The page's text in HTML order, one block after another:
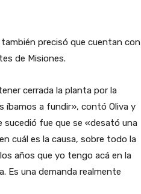
precisó que cuentan con
de Misiones.
cerrada la planta por la
íbamos a fundir», contó Oliva y
sucedió fue que se «desató una
cuál es la causa, sobre todo la
años que yo tengo acá en la
Es una demanda realmente